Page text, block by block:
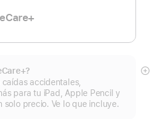
accidentales,
para tu iPad, Apple Pencil y
precio. Ve lo que incluye.